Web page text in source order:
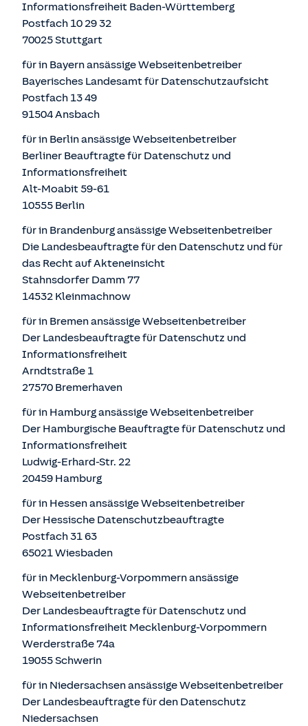
Informationsfreiheit Baden-Württemberg
Postfach 10 29 32
70025 Stuttgart
für in Bayern ansässige Webseitenbetreiber
Bayerisches Landesamt für Datenschutzaufsicht
Postfach 13 49
91504 Ansbach
für in Berlin ansässige Webseitenbetreiber
Berliner Beauftragte für Datenschutz und
Informationsfreiheit
Alt-Moabit 59-61
10555 Berlin
für in Brandenburg ansässige Webseitenbetreiber
Die Landesbeauftragte für den Datenschutz und für
das Recht auf Akteneinsicht
Stahnsdorfer Damm 77
14532 Kleinmachnow
für in Bremen ansässige Webseitenbetreiber
Der Landesbeauftragte für Datenschutz und
Informationsfreiheit
Arndtstraße 1
27570 Bremerhaven
für in Hamburg ansässige Webseitenbetreiber
Der Hamburgische Beauftragte für Datenschutz und
Informationsfreiheit
Ludwig-Erhard-Str. 22
20459 Hamburg
für in Hessen ansässige Webseitenbetreiber
Der Hessische Datenschutzbeauftragte
Postfach 31 63
65021 Wiesbaden
für in Mecklenburg-Vorpommern ansässige
Webseitenbetreiber
Der Landesbeauftragte für Datenschutz und
Informationsfreiheit Mecklenburg-Vorpommern
Werderstraße 74a
19055 Schwerin
für in Niedersachsen ansässige Webseitenbetreiber
Der Landesbeauftragte für den Datenschutz
Niedersachsen